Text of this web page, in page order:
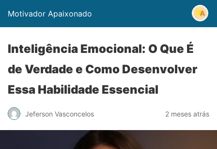
Motivador Apaixonado
Inteligência Emocional: O Que É
de Verdade e Como Desenvolver
Essa Habilidade Essencial
Jeferson Vasconcelos 2 meses atrás